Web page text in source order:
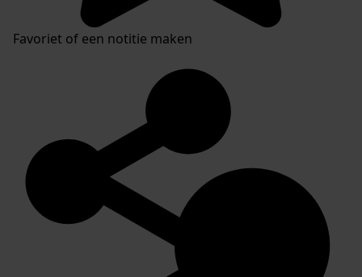
Favoriet of een notitie maken